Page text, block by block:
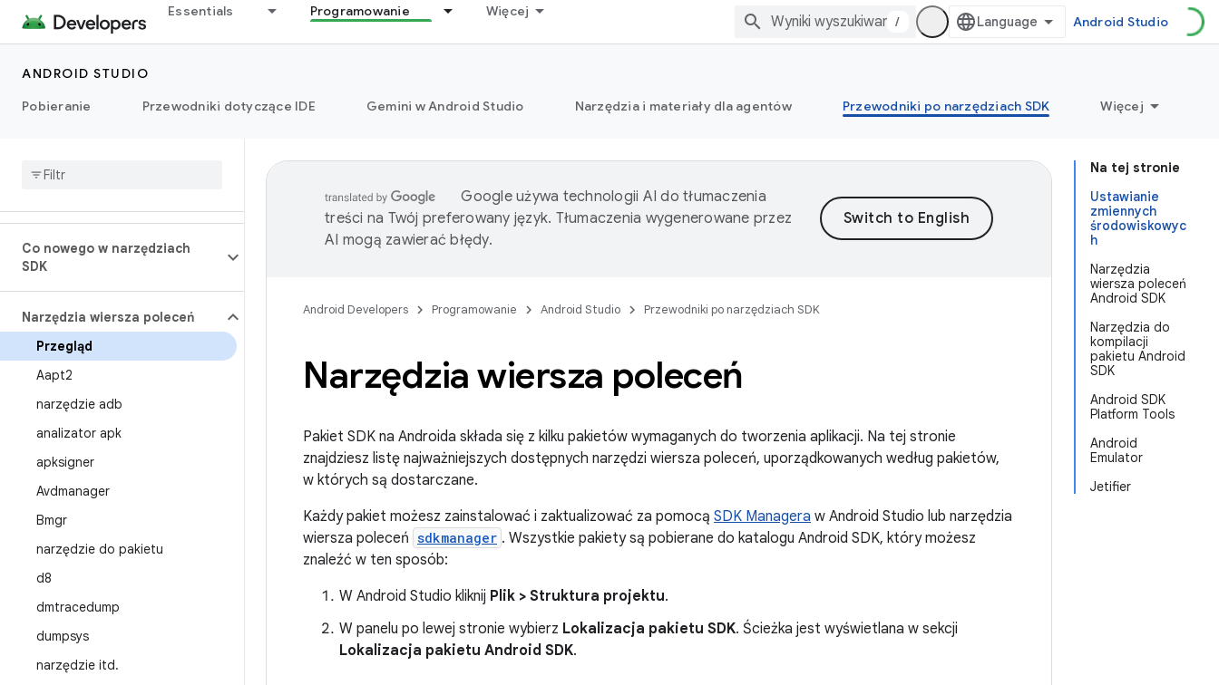
Essentials Programowanie Więcej
/ Android Studio
ANDROID STUDIO
Pobieranie
Przewodniki dotyczące IDE Gemini w Android Studio Narzędzia i materiały dla agentów Przewodniki po narzędziach SDK Więcej
Co nowego w narzędziach
SDK
Narzędzia wiersza poleceń
Przegląd
Aapt2
narzędzie adb
analizator apk
apksigner
Avdmanager
Bmgr
narzędzie do pakietu
d8
dmtracedump
dumpsys
narzędzie itd.
Na tej stronie
Ustawianie
zmiennych
środowiskowyc
h
Narzędzia
wiersza poleceń
Android SDK
Narzędzia do
kompilacji
pakietu Android
SDK
Android SDK
Platform Tools
Android
Emulator
Jetifier
Google używa technologii AI do tłumaczenia
treści na Twój preferowany język. Tłumaczenia wygenerowane przez
AI mogą zawierać błędy.
Android Developers Programowanie Android Studio Przewodniki po narzędziach SDK
Narzędzia wiersza poleceń
Pakiet SDK na Androida składa się z kilku pakietów wymaganych do tworzenia aplikacji. Na tej stronie
znajdziesz listę najważniejszych dostępnych narzędzi wiersza poleceń, uporządkowanych według pakietów,
w których są dostarczane.
Każdy pakiet możesz zainstalować i zaktualizować za pomocą SDK Managera w Android Studio lub narzędzia
wiersza poleceń sdkmanager . Wszystkie pakiety są pobierane do katalogu Android SDK, który możesz
znaleźć w ten sposób:
W Android Studio kliknij Plik > Struktura projektu.
W panelu po lewej stronie wybierz Lokalizacja pakietu SDK. Ścieżka jest wyświetlana w sekcji
Lokalizacja pakietu Android SDK.